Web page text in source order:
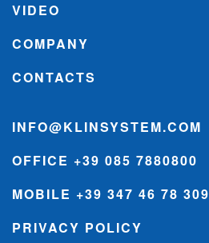
VIDEO
COMPANY
CONTACTS
INFO@KLINSYSTEM.COM
OFFICE +39 085 7880800
MOBILE +39 347 46 78 309
PRIVACY POLICY